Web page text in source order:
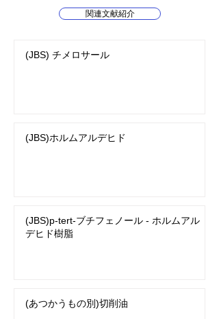
関連文献紹介
(JBS) チメロサール
(JBS)ホルムアルデヒド
(JBS)p-tert-ブチフェノール - ホルムアル
デヒド樹脂
(あつかうもの別)切削油